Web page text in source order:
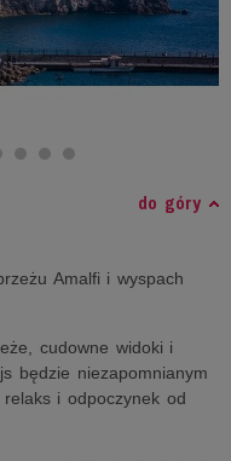
do góry
Amalfi i wyspach
cudowne widoki i
będzie niezapomnianym
i odpoczynek od